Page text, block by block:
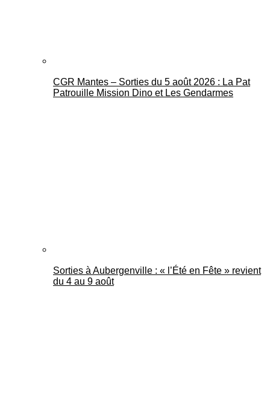
Mantes Actu
CGR Mantes – Sorties du 5 août 2026 : La Pat
Patrouille Mission Dino et Les Gendarmes
Sorties à Aubergenville : « l’Été en Fête » revient
du 4 au 9 août